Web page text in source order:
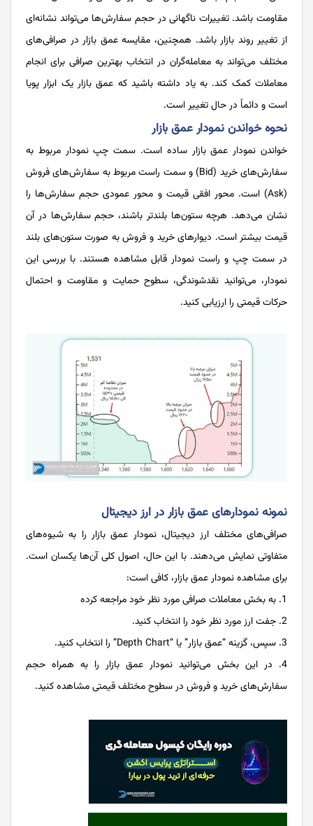
مقاومت باشد. تغییرات ناگهانی در حجم سفارش‌ها می‌تواند نشانه‌ای
از تغییر روند بازار باشد. همچنین، مقایسه عمق بازار در صرافی‌های
مختلف می‌تواند به معامله‌گران در انتخاب بهترین صرافی برای انجام
معاملات کمک کند. به یاد داشته باشید که عمق بازار یک ابزار پویا
است و دائماً در حال تغییر است.
نحوه خواندن نمودار عمق بازار
خواندن نمودار عمق بازار ساده است. سمت چپ نمودار مربوط به
سفارش‌های خرید (Bid) و سمت راست مربوط به سفارش‌های فروش
(Ask) است. محور افقی قیمت و محور عمودی حجم سفارش‌ها را
نشان می‌دهد. هرچه ستون‌ها بلندتر باشند، حجم سفارش‌ها در آن
قیمت بیشتر است. دیوارهای خرید و فروش به صورت ستون‌های بلند
در سمت چپ و راست نمودار قابل مشاهده هستند. با بررسی این
نمودار، می‌توانید نقدشوندگی، سطوح حمایت و مقاومت و احتمال
حرکات قیمتی را ارزیابی کنید.
نمونه نمودارهای عمق بازار در ارز دیجیتال
صرافی‌های مختلف ارز دیجیتال، نمودار عمق بازار را به شیوه‌های
متفاوتی نمایش می‌دهند. با این حال، اصول کلی آن‌ها یکسان است.
برای مشاهده نمودار عمق بازار، کافی است:
به بخش معاملات صرافی مورد نظر خود مراجعه کرده
جفت ارز مورد نظر خود را انتخاب کنید.
سپس، گزینه “عمق بازار” یا “Depth Chart” را انتخاب کنید.
در این بخش می‌توانید نمودار عمق بازار را به همراه حجم
سفارش‌های خرید و فروش در سطوح مختلف قیمتی مشاهده کنید.